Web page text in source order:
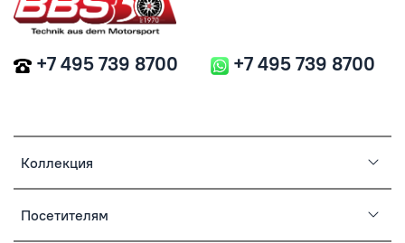
Коллекция
Посетителям
+7 495 739 8700 +7 495 739 8700